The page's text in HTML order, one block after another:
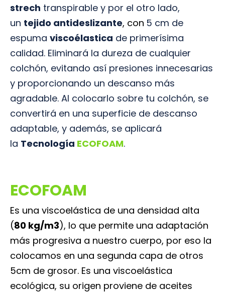
strech transpirable y por el otro lado,
un tejido antideslizante, con 5 cm de
espuma viscoélastica de primerísima
calidad. Eliminará la dureza de cualquier
colchón, evitando así presiones innecesarias
y proporcionando un descanso más
agradable. Al colocarlo sobre tu colchón, se
convertirá en una superficie de descanso
adaptable, y además, se aplicará
la Tecnología ECOFOAM.
ECOFOAM
Es una viscoelástica de una densidad alta
(80 kg/m3), lo que permite una adaptación
más progresiva a nuestro cuerpo, por eso la
colocamos en una segunda capa de otros
5cm de grosor. Es una viscoelástica
ecológica, su origen proviene de aceites